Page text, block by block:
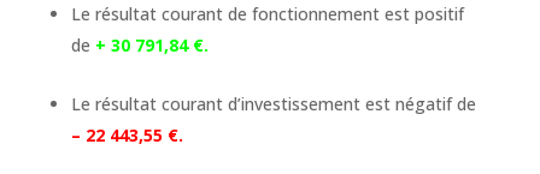
Le résultat courant de fonctionnement est positif
de + 30 791,84 €.
Le résultat courant d’investissement est négatif de
– 22 443,55 €.